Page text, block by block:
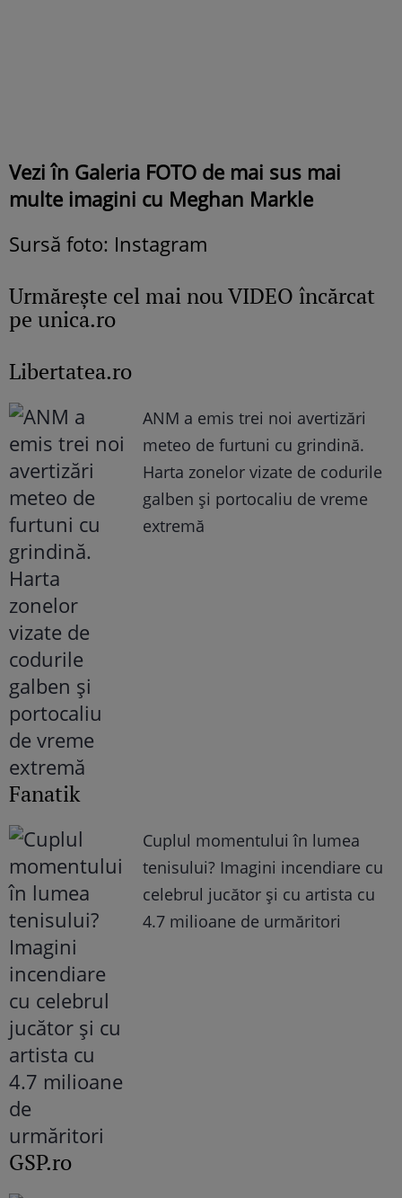
Vezi în Galeria FOTO de mai sus mai
multe imagini cu Meghan Markle
Sursă foto: Instagram
Urmăreşte cel mai nou VIDEO încărcat
pe unica.ro
Libertatea.ro
ANM a emis trei noi avertizări
meteo de furtuni cu grindină.
Harta zonelor vizate de codurile
galben și portocaliu de vreme
extremă
Fanatik
Cuplul momentului în lumea
tenisului? Imagini incendiare cu
celebrul jucător și cu artista cu
4.7 milioane de urmăritori
GSP.ro